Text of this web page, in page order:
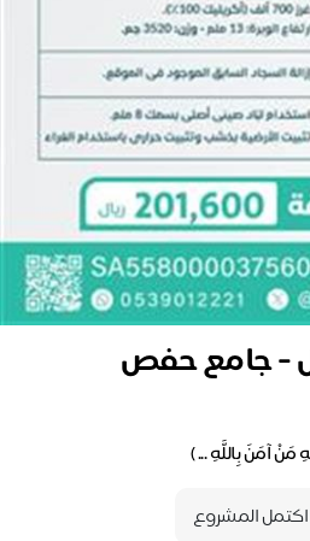
- جامع حفص
مَنْ آمَنَ بِاللَّهِ ... )
المشروع